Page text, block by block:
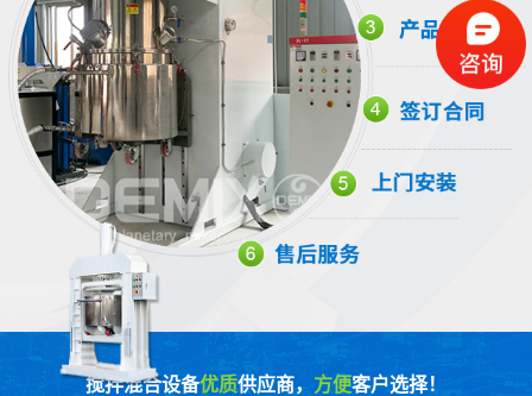
搅拌混合设备优质供应商， 方便客户选择！